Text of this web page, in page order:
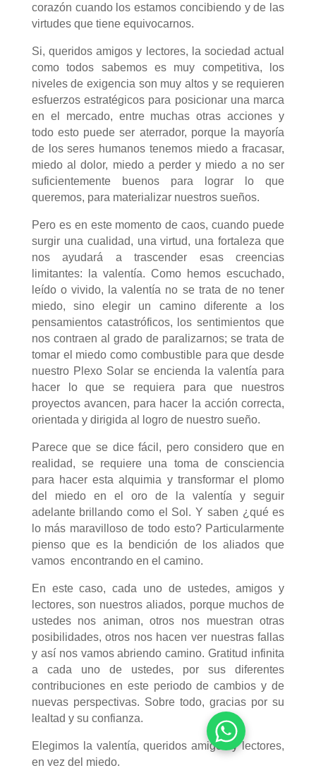
corazón cuando los estamos concibiendo y de las
virtudes que tiene equivocarnos.
Si, queridos amigos y lectores, la sociedad actual
como todos sabemos es muy competitiva, los
niveles de exigencia son muy altos y se requieren
esfuerzos estratégicos para posicionar una marca
en el mercado, entre muchas otras acciones y
todo esto puede ser aterrador, porque la mayoría
de los seres humanos tenemos miedo a fracasar,
miedo al dolor, miedo a perder y miedo a no ser
suficientemente buenos para lograr lo que
queremos, para materializar nuestros sueños.
Pero es en este momento de caos, cuando puede
surgir una cualidad, una virtud, una fortaleza que
nos ayudará a trascender esas creencias
limitantes: la valentía. Como hemos escuchado,
leído o vivido, la valentía no se trata de no tener
miedo, sino elegir un camino diferente a los
pensamientos catastróficos, los sentimientos que
nos contraen al grado de paralizarnos; se trata de
tomar el miedo como combustible para que desde
nuestro Plexo Solar se encienda la valentía para
hacer lo que se requiera para que nuestros
proyectos avancen, para hacer la acción correcta,
orientada y dirigida al logro de nuestro sueño.
Parece que se dice fácil, pero considero que en
realidad, se requiere una toma de consciencia
para hacer esta alquimia y transformar el plomo
del miedo en el oro de la valentía y seguir
adelante brillando como el Sol. Y saben ¿qué es
lo más maravilloso de todo esto? Particularmente
pienso que es la bendición de los aliados que
vamos encontrando en el camino.
En este caso, cada uno de ustedes, amigos y
lectores, son nuestros aliados, porque muchos de
ustedes nos animan, otros nos muestran otras
posibilidades, otros nos hacen ver nuestras fallas
y así nos vamos abriendo camino. Gratitud infinita
a cada uno de ustedes, por sus diferentes
contribuciones en este periodo de cambios y de
nuevas perspectivas. Sobre todo, gracias por su
lealtad y su confianza.
Elegimos la valentía, queridos amigos y lectores,
en vez del miedo.